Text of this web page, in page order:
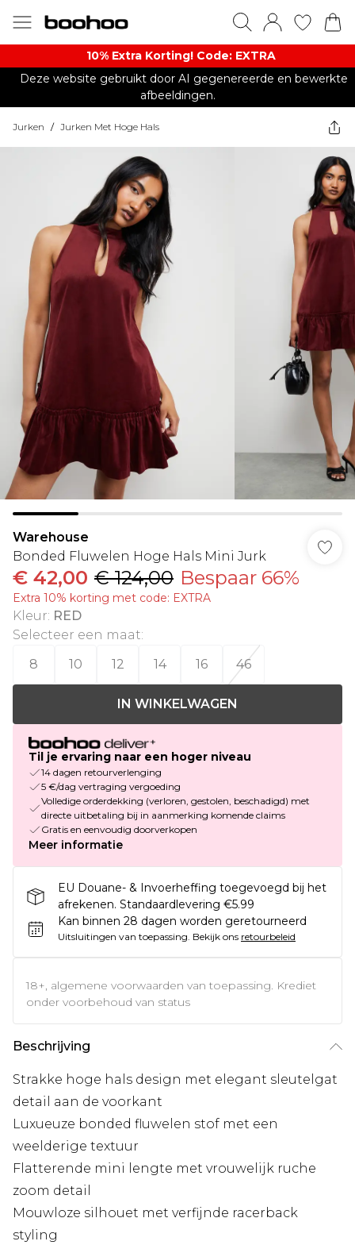
10% Extra Korting! Code: EXTRA​
Deze website gebruikt door AI gegenereerde en bewerkte
afbeeldingen.
Jurken / Jurken Met Hoge Hals
Warehouse
Bonded Fluwelen Hoge Hals Mini Jurk
€ 42,00 € 124,00 Bespaar 66%
Extra 10% korting met code: EXTRA
Kleur: RED
Selecteer een maat:
8
10 12 14 16 46
IN WINKELWAGEN
Til je ervaring naar een hoger niveau
14 dagen retourverlenging
5 €/dag vertraging vergoeding
Volledige orderdekking (verloren, gestolen, beschadigd) met
directe uitbetaling bij in aanmerking komende claims
Gratis en eenvoudig doorverkopen
Meer informatie
EU Douane- & Invoerheffing toegevoegd bij het
afrekenen. Standaardlevering €5.99
Kan binnen 28 dagen worden geretourneerd
Uitsluitingen van toepassing. Bekijk ons retourbeleid
18+, algemene voorwaarden van toepassing. Krediet
onder voorbehoud van status
Beschrijving
Strakke hoge hals design met elegant sleutelgat
detail aan de voorkant
Luxueuze bonded fluwelen stof met een
weelderige textuur
Flatterende mini lengte met vrouwelijk ruche
zoom detail
Mouwloze silhouet met verfijnde racerback
styling